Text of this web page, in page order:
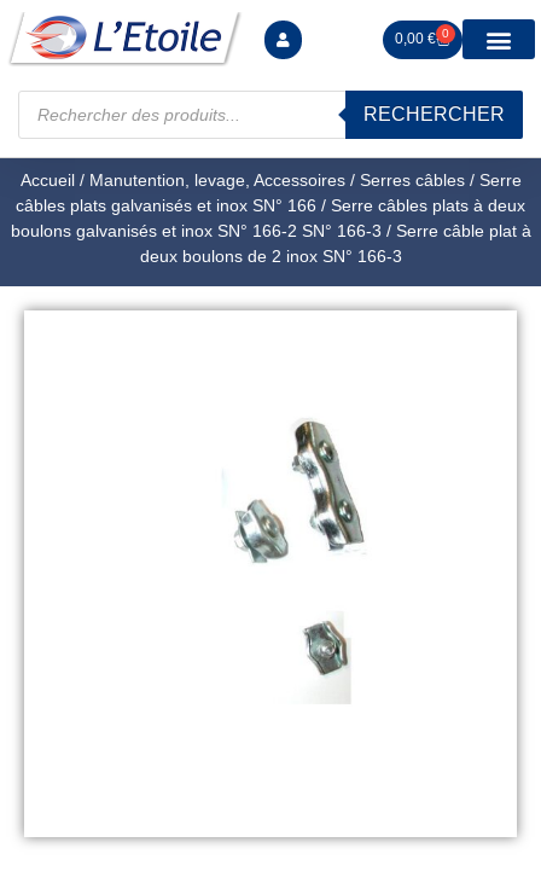
0,00 € 0
RECHERCHER
Accueil/ Manutention, levage, Accessoires/ Serres câbles/ Serre
câbles plats galvanisés et inox SN° 166 / Serre câbles plats à deux
boulons galvanisés et inox SN° 166-2 SN° 166-3 / Serre câble plat à
deux boulons de 2 inox SN° 166-3